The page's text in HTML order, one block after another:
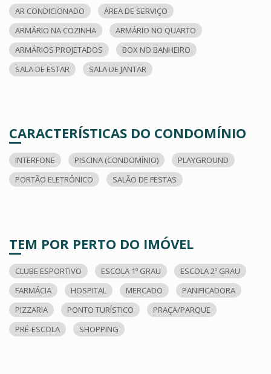
AR CONDICIONADO
ÁREA DE SERVIÇO
ARMÁRIO NA COZINHA
ARMÁRIO NO QUARTO
ARMÁRIOS PROJETADOS
BOX NO BANHEIRO
SALA DE ESTAR
SALA DE JANTAR
CARACTERÍSTICAS DO CONDOMÍNIO
INTERFONE PISCINA (CONDOMÍNIO)
PLAYGROUND
PORTÃO ELETRÔNICO
SALÃO DE FESTAS
TEM POR PERTO DO IMÓVEL
CLUBE ESPORTIVO ESCOLA 1º GRAU
ESCOLA 2º GRAU
FARMÁCIA
HOSPITAL MERCADO
PANIFICADORA
PIZZARIA
PONTO TURÍSTICO
PRAÇA/PARQUE
PRÉ-ESCOLA
SHOPPING